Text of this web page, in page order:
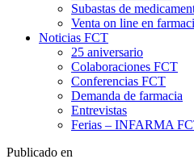
Subastas de
Venta on line en
Noticias FCT
25 aniversario
Colaboraciones FCT
Conferencias FCT
Demanda de farmacia
Entrevistas
Ferias – INFARMA
Publicado en